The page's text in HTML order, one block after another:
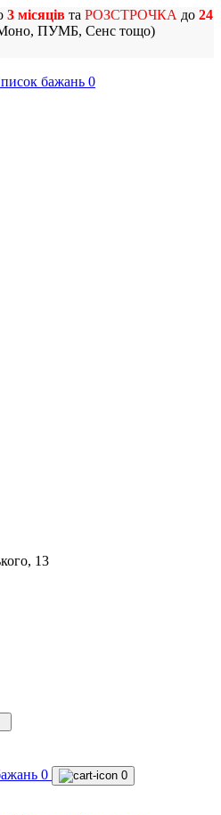
3 місяців та РОЗСТРОЧКА до 24
ПУМБ, Сенс тощо)
0
13
0 0